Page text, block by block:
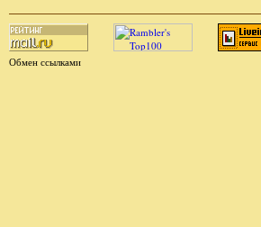
Обмен ссылками